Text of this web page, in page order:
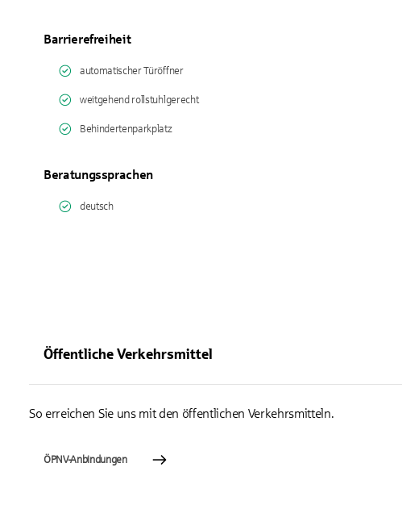
Barrierefreiheit
automatischer Türöffner
weitgehend rollstuhlgerecht
Behindertenparkplatz
Beratungssprachen
deutsch
Öffentliche Verkehrsmittel
So erreichen Sie uns mit den öffentlichen Verkehrsmitteln.
ÖPNV-Anbindungen